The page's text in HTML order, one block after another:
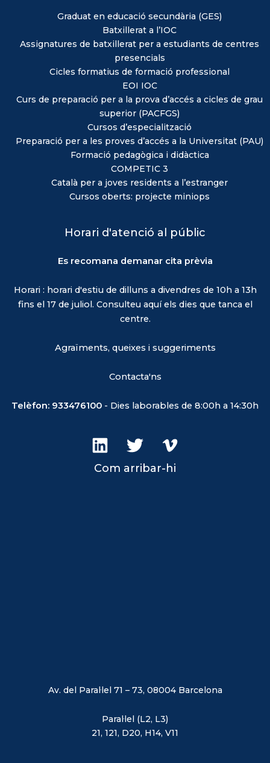
Graduat en educació secundària (GES)
Batxillerat a l’IOC
Assignatures de batxillerat per a estudiants de centres
presencials
Cicles formatius de formació professional
EOI IOC
Curs de preparació per a la prova d’accés a cicles de grau
superior (PACFGS)
Cursos d’especialització
Preparació per a les proves d’accés a la Universitat (PAU)
Formació pedagògica i didàctica
COMPETIC 3
Català per a joves residents a l’estranger
Cursos oberts: projecte miniops
Horari d'atenció al públic
Es recomana demanar cita prèvia
Horari : horari d'estiu de dilluns a divendres de 10h a 13h
fins el 17 de juliol. Consulteu aquí els dies que tanca el
centre.
Agraïments, queixes i suggeriments
Contacta'ns
Telèfon: 933476100 - Dies laborables de 8:00h a 14:30h
Com arribar-hi
Av. del Paral·lel 71 – 73, 08004 Barcelona
Paral·lel (L2, L3)
21, 121, D20, H14, V11